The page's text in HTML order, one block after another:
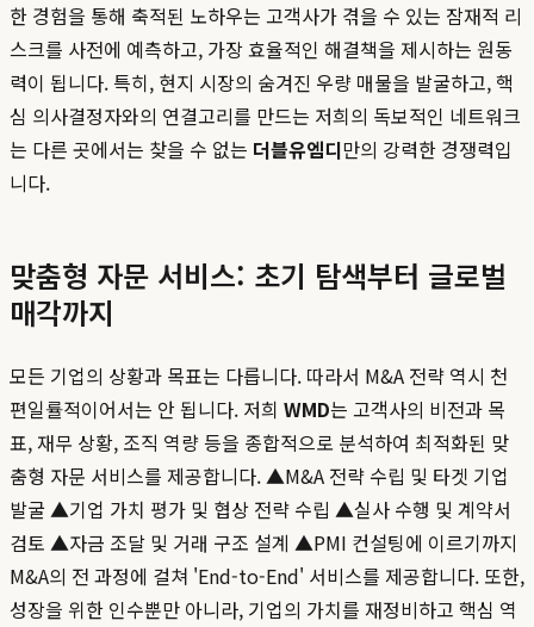
한 경험을 통해 축적된 노하우는 고객사가 겪을 수 있는 잠재적 리
스크를 사전에 예측하고, 가장 효율적인 해결책을 제시하는 원동
력이 됩니다. 특히, 현지 시장의 숨겨진 우량 매물을 발굴하고, 핵
심 의사결정자와의 연결고리를 만드는 저희의 독보적인 네트워크
는 다른 곳에서는 찾을 수 없는 더블유엠디만의 강력한 경쟁력입
니다.
맞춤형 자문 서비스: 초기 탐색부터 글로벌
매각까지
모든 기업의 상황과 목표는 다릅니다. 따라서 M&A 전략 역시 천
편일률적이어서는 안 됩니다. 저희 WMD는 고객사의 비전과 목
표, 재무 상황, 조직 역량 등을 종합적으로 분석하여 최적화된 맞
춤형 자문 서비스를 제공합니다. ▲M&A 전략 수립 및 타겟 기업
발굴 ▲기업 가치 평가 및 협상 전략 수립 ▲실사 수행 및 계약서
검토 ▲자금 조달 및 거래 구조 설계 ▲PMI 컨설팅에 이르기까지
M&A의 전 과정에 걸쳐 'End-to-End' 서비스를 제공합니다. 또한,
성장을 위한 인수뿐만 아니라, 기업의 가치를 재정비하고 핵심 역